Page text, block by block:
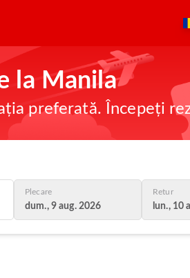
la Manila
preferată. Începeți
Plecare
dum., 9 aug. 2026
Retur
lun., 10